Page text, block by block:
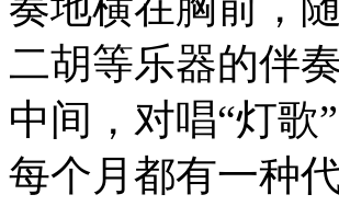
二胡等乐器的伴
中间，对唱“灯歌
每个月都有一种